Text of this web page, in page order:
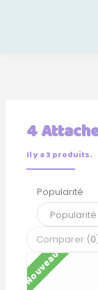
4
Il y a 3 produits.
Popularité
Comparer (0
Nouveau